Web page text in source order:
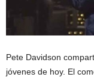
Pete Davidson
jóvenes de hoy. El